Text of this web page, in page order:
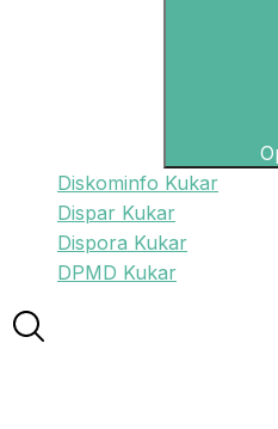
Diskominfo Kukar
Dispar Kukar
Dispora Kukar
DPMD Kukar